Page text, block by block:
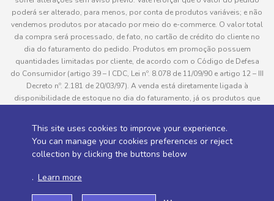
This site uses cookies to improve your experience.
You can manage your cookies preferences or reject
collection by clicking the buttons below
. Learn more
poderá ser alterado, para menos, por conta de produtos variáveis; e não
vendemos produtos por atacado por meio do e-commerce. O valor total
da compra será processado, de fato, no cartão de crédito do cliente no
dia do faturamento do pedido. Produtos em promoção possuem
quantidades limitadas por cliente, de acordo com o Código de Defesa
do Consumidor (artigo 39 – I CDC, Lei nº. 8.078 de 11/09/90 e artigo 12 – III
Decreto nº. 2.181 de 20/03/97). A venda está diretamente ligada à
disponibilidade de estoque no dia do faturamento, já os produtos que
pedido do cliente, este não será entregue e o valor do item não será
cobrado. As fotos dos produtos no site são ilustrativas, podendo haver
divergência com o produto real e todos os pedidos estão sujeitos à
consultadas em “Política de Entregas”